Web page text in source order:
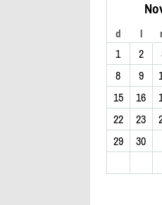
d l
1 2
8
9
15
16
22
23
29
30